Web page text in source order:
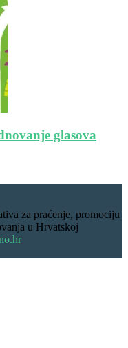
glasova
za praćenje, promociju
u Hrvatskoj